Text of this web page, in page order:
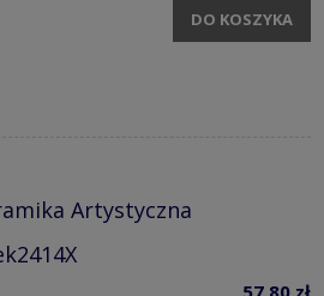
DO KOSZYKA
Artystyczna
57,80 zł